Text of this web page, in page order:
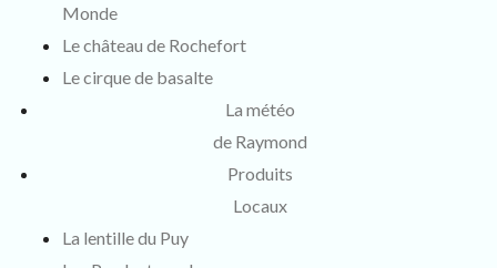
Monde
Le château de Rochefort
Le cirque de basalte
La météo
de Raymond
Produits
Locaux
La lentille du Puy